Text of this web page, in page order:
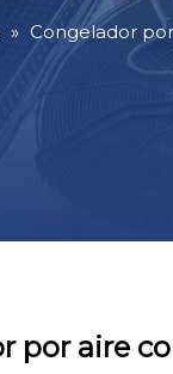
» Congelador
por aire